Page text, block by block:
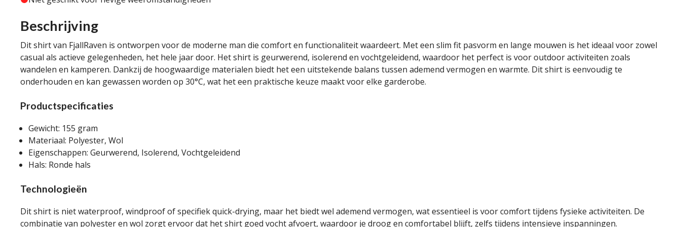
Beschrijving
Dit shirt van FjallRaven is ontworpen voor de moderne man die comfort en functionaliteit waardeert. Met een slim fit pasvorm en lange mouwen is het ideaal voor zowel
casual als actieve gelegenheden, het hele jaar door. Het shirt is geurwerend, isolerend en vochtgeleidend, waardoor het perfect is voor outdoor activiteiten zoals
wandelen en kamperen. Dankzij de hoogwaardige materialen biedt het een uitstekende balans tussen ademend vermogen en warmte. Dit shirt is eenvoudig te
onderhouden en kan gewassen worden op 30°C, wat het een praktische keuze maakt voor elke garderobe.
Productspecificaties
Gewicht: 155 gram
Materiaal: Polyester, Wol
Eigenschappen: Geurwerend, Isolerend, Vochtgeleidend
Hals: Ronde hals
Technologieën
Dit shirt is niet waterproof, windproof of specifiek quick-drying, maar het biedt wel ademend vermogen, wat essentieel is voor comfort tijdens fysieke activiteiten. De
combinatie van polyester en wol zorgt ervoor dat het shirt goed vocht afvoert, waardoor je droog en comfortabel blijft, zelfs tijdens intensieve inspanningen.